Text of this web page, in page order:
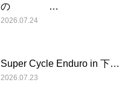
の …
2026.07.24
Super Cycle Enduro in 下…
2026.07.23